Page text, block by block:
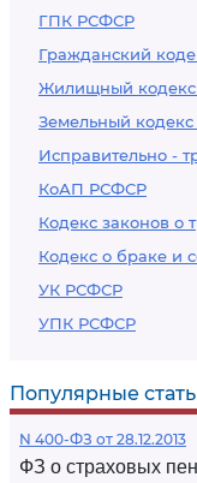
ГПК РСФСР
Гражданский
Жилищный
Земельный
Исправительно -
КоАП РСФСР
Кодекс законов о
Кодекс о браке и
УК РСФСР
УПК РСФСР
Популярные
N 400-ФЗ от 28.12.2013
ФЗ о страховых